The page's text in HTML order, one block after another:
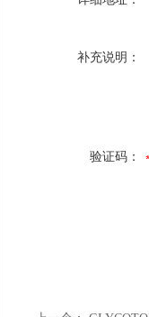
补充说明：
验证码：